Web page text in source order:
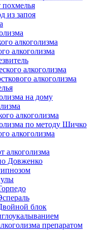
похмелья
из запоя
алкоголизма
алкоголизма
алкоголизма
алкоголизма
на дому
алкоголизма
по методу Шичко
алкоголизма
алкоголизма
Довженко
блок
препаратом